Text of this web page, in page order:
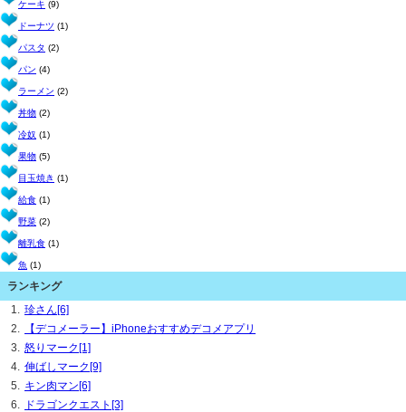
ケーキ (9)
ドーナツ (1)
パスタ (2)
パン (4)
ラーメン (2)
丼物 (2)
冷奴 (1)
果物 (5)
目玉焼き (1)
給食 (1)
野菜 (2)
離乳食 (1)
魚 (1)
ランキング
珍さん[6]
【デコメーラー】iPhoneおすすめデコメアプリ
怒りマーク[1]
伸ばしマーク[9]
キン肉マン[6]
ドラゴンクエスト[3]